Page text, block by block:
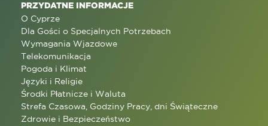
PRZYDATNE INFORMACJE
O Cyprze
Dla Gości o Specjalnych Potrzebach
Wymagania Wjazdowe
Telekomunikacja
Pogoda i Klimat
Języki i Religie
Środki Płatnicze i Waluta
Strefa Czasowa, Godziny Pracy, dni Świąteczne
Zdrowie i Bezpieczeństwo